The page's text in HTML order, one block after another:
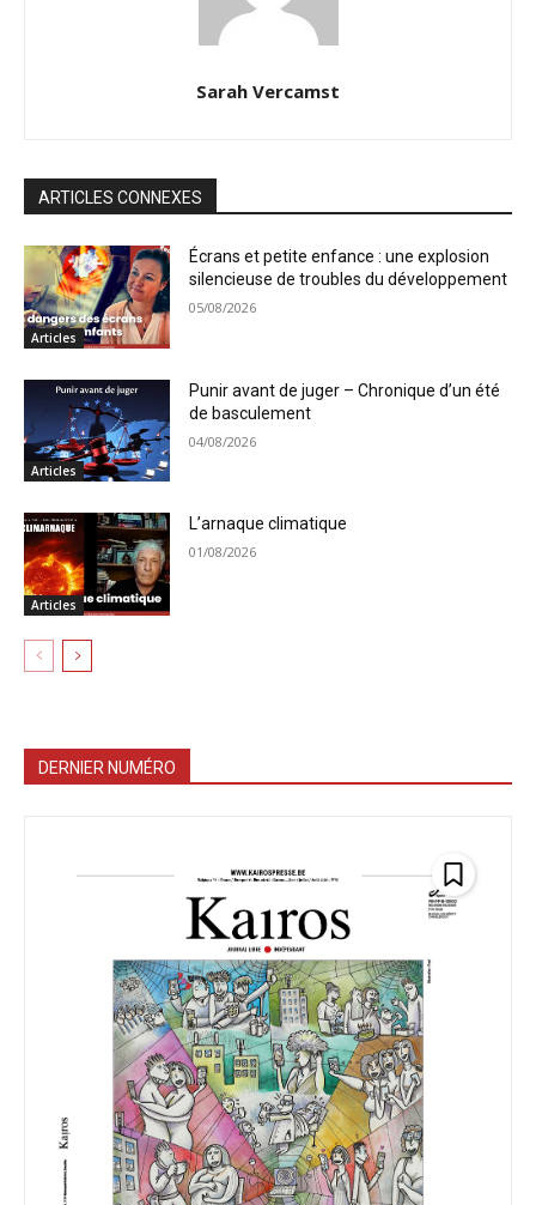
Sarah Vercamst
ARTICLES CONNEXES
Articles
Écrans et petite enfance : une explosion
silencieuse de troubles du développement
05/08/2026
Articles
Punir avant de juger – Chronique d’un été
de basculement
04/08/2026
Articles
L’arnaque climatique
01/08/2026
DERNIER NUMÉRO